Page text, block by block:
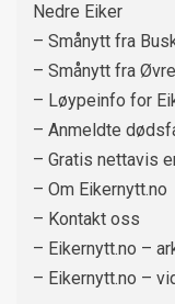
Nedre Eiker
– Smånytt fra
– Smånytt fra
– Løypeinfo for
– Anmeldte
– Gratis nettavis
– Om Eikernytt.no
– Kontakt oss
– Eikernytt.no –
– Eikernytt.no –